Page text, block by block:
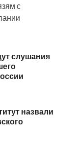
с
слушания
назвали